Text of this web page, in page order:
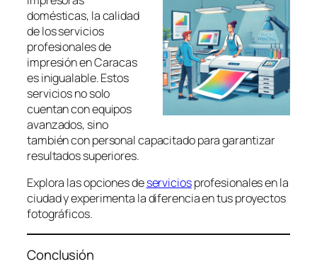
domésticas, la calidad
de los servicios
profesionales de
impresión en Caracas
es inigualable. Estos
servicios no solo
cuentan con equipos
avanzados, sino
también con personal capacitado para garantizar
resultados superiores.
Explora las opciones deserviciosprofesionales en la
ciudad y experimenta la diferencia en tus proyectos
fotográficos.
Conclusión